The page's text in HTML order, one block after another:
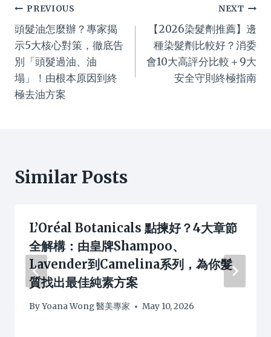
Post
navigation
PREVIOUS
頭髮油怎麼辦？專家揭
示5大核心對策，徹底告
別「頭髮過油、油
塌」！由根本原因到終
極去油方案
NEXT
【2026染髮劑推薦】邊
種染髮劑比較好？消委
會10大高評分比較＋9大
安全守則終極指南
Similar Posts
L’Oréal Botanicals 點揀好？4大章節
全解構：由皇牌Shampoo、
Lavender到Camelina系列，為你髮
質找出最佳純素方案
ByYoana Wong 醫美專家 May 10, 2026